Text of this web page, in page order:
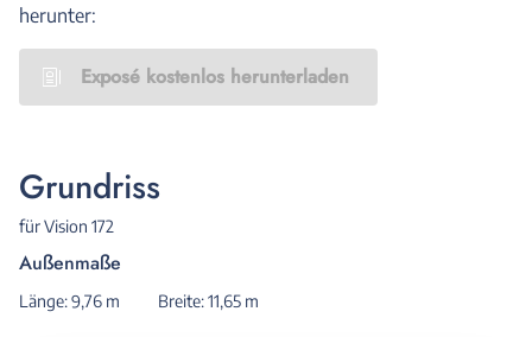
herunter:
Exposé kostenlos herunterladen
Grundriss
für Vision 172
Außenmaße
Länge: 9,76 m Breite: 11,65 m